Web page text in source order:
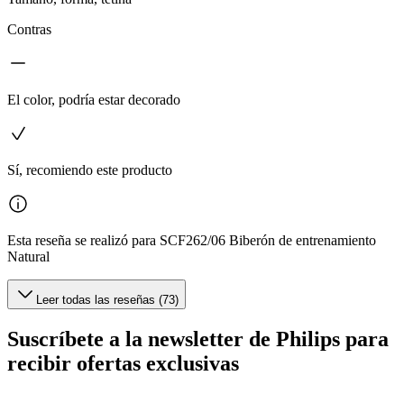
Contras
El color, podría estar decorado
Sí, recomiendo este producto
Esta reseña se realizó para SCF262/06 Biberón de entrenamiento
Natural
Leer todas las reseñas (73)
Suscríbete a la newsletter de Philips para
recibir ofertas exclusivas